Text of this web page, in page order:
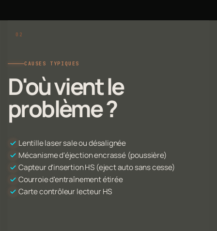
CAUSES TYPIQUES
D'où vient le
problème ?
Lentille laser sale ou désalignée
Mécanisme d'éjection encrassé (poussière)
Capteur d'insertion HS (eject auto sans cesse)
Courroie d'entraînement étirée
Carte contrôleur lecteur HS